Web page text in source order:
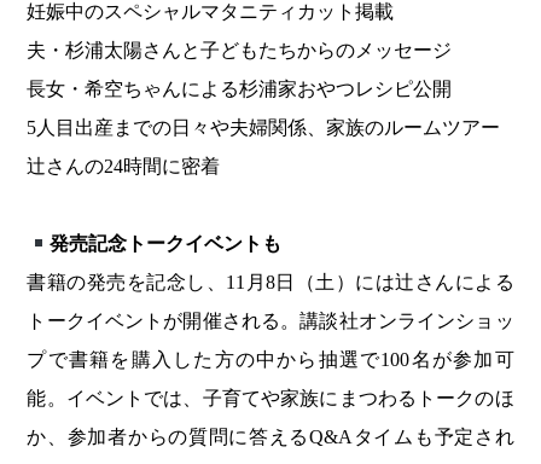
妊娠中のスペシャルマタニティカット掲載
夫・杉浦太陽さんと子どもたちからのメッセージ
長女・希空ちゃんによる杉浦家おやつレシピ公開
5人目出産までの日々や夫婦関係、家族のルームツアー
辻さんの24時間に密着
発売記念トークイベントも
書籍の発売を記念し、11月8日（土）には辻さんによる
トークイベントが開催される。講談社オンラインショッ
プで書籍を購入した方の中から抽選で100名が参加可
能。イベントでは、子育てや家族にまつわるトークのほ
か、参加者からの質問に答えるQ&Aタイムも予定され